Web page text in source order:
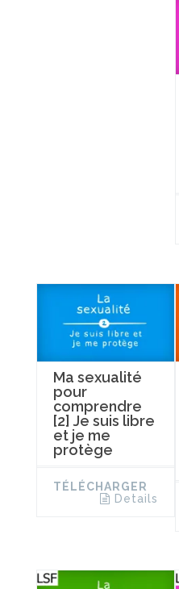
Ma sexualité
pour
comprendre
[2] Je suis libre
et je me
protège
TÉLÉCHARGER
Details